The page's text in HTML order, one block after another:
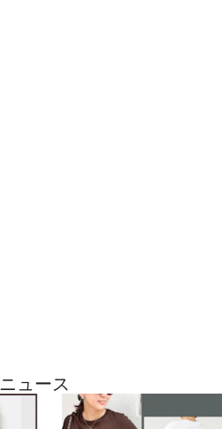
ュース